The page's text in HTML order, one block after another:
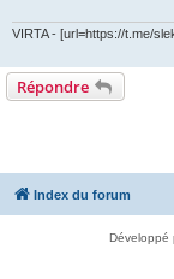
VIRTA - [url=https://t.me/
Répondre
Index du forum
Développé